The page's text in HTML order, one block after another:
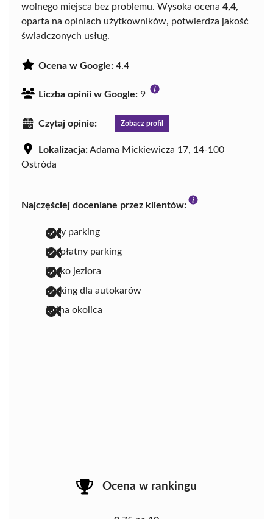
wolnego miejsca bez problemu. Wysoka ocena 4,4,
oparta na opiniach użytkowników, potwierdza jakość
świadczonych usług.
Ocena w Google: 4.4
Liczba opinii w Google: 9
Czytaj opinie: Zobacz profil
Lokalizacja:Adama Mickiewicza 17, 14-100
Ostróda
Najczęściej doceniane przez klientów:
duży parking
bezpłatny parking
blisko jeziora
parking dla autokarów
ładna okolica
Ocena w rankingu